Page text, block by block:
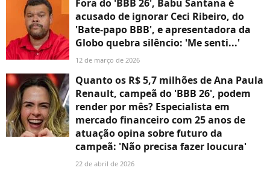
Fora do 'BBB 26', Babu Santana é
acusado de ignorar Ceci Ribeiro, do
'Bate-papo BBB', e apresentadora da
Globo quebra silêncio: 'Me senti...'
12 de março de 2026
Quanto os R$ 5,7 milhões de Ana Paula
Renault, campeã do 'BBB 26', podem
render por mês? Especialista em
mercado financeiro com 25 anos de
atuação opina sobre futuro da
campeã: 'Não precisa fazer loucura'
22 de abril de 2026